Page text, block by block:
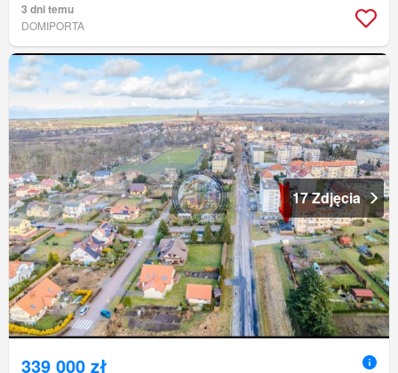
3 dni temu
DOMIPORTA
17 Zdjęcia
339 000 zł